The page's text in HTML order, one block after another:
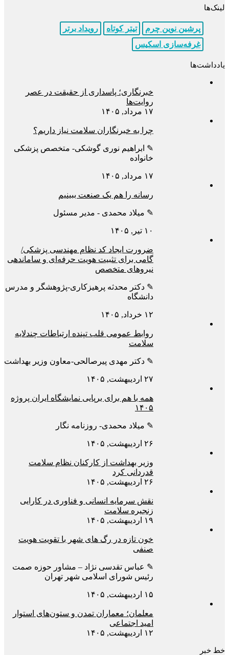
لینک‌ها
پرشین نوین چرم تیتر کوتاه
رویداد برتر
غرفه‌سازی اسکیس
یادداشت‌ها
خبرنگاری؛ پاسداری از حقیقت در عصر
روایت‌ها
۱۷ مرداد, ۱۴۰۵
چرا به خبرنگاران سلامت نیاز داریم؟
✎ ابراهیم نوری گوشکی- متخصص پزشکی
خانواده
۱۷ مرداد, ۱۴۰۵
رسانه را هم یک صنعت ببینیم
✎ میلاد محمدی - مدیر مسئول
۱۰ تیر, ۱۴۰۵
ضرورت ایجاد کد نظام مهندسی پزشکی/
گامی برای تثبیت هویت حرفه‌ای و ساماندهی
نیروهای متخصص
✎ دکتر محدثه پرهیزکاری-پژوهشگر و مدرس
دانشگاه
۱۲ خرداد, ۱۴۰۵
روابط عمومی قلب تپنده ارتباطات چندلایه
سلامت
✎ دکتر مهدی پیرصالحی-معاون وزیر بهداشت
۲۷ اردیبهشت, ۱۴۰۵
همه با هم برای برپایی نمایشگاه ایران پروژه
۱۴۰۵
✎ میلاد محمدی- روزنامه نگار
۲۶ اردیبهشت, ۱۴۰۵
وزیر بهداشت از کارکنان نظام سلامت
قدردانی کرد
۲۶ اردیبهشت, ۱۴۰۵
نقش سرمایه انسانی و فناوری در کارایی
زنجیره سلامت
۱۹ اردیبهشت, ۱۴۰۵
خون تازه در رگ های شهر با تقویت هویت
صنفی
✎ عباس تقدسی نژاد – مشاور حوزه صمت
رئیس شورای اسلامی شهر تهران
۱۵ اردیبهشت, ۱۴۰۵
معلمان؛ معماران تمدن و ستون‌های استوار
امید اجتماعی
۱۲ اردیبهشت, ۱۴۰۵
خط خبر